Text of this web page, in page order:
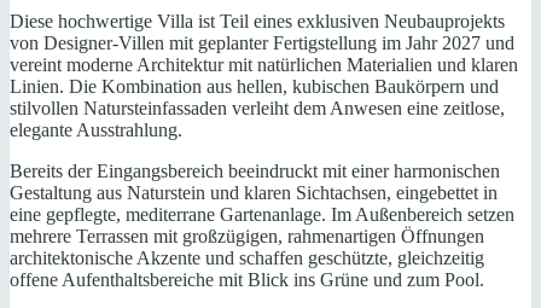
Diese hochwertige Villa ist Teil eines exklusiven Neubauprojekts
von Designer-Villen mit geplanter Fertigstellung im Jahr 2027 und
vereint moderne Architektur mit natürlichen Materialien und klaren
Linien. Die Kombination aus hellen, kubischen Baukörpern und
stilvollen Natursteinfassaden verleiht dem Anwesen eine zeitlose,
elegante Ausstrahlung.
Bereits der Eingangsbereich beeindruckt mit einer harmonischen
Gestaltung aus Naturstein und klaren Sichtachsen, eingebettet in
eine gepflegte, mediterrane Gartenanlage. Im Außenbereich setzen
mehrere Terrassen mit großzügigen, rahmenartigen Öffnungen
architektonische Akzente und schaffen geschützte, gleichzeitig
offene Aufenthaltsbereiche mit Blick ins Grüne und zum Pool.